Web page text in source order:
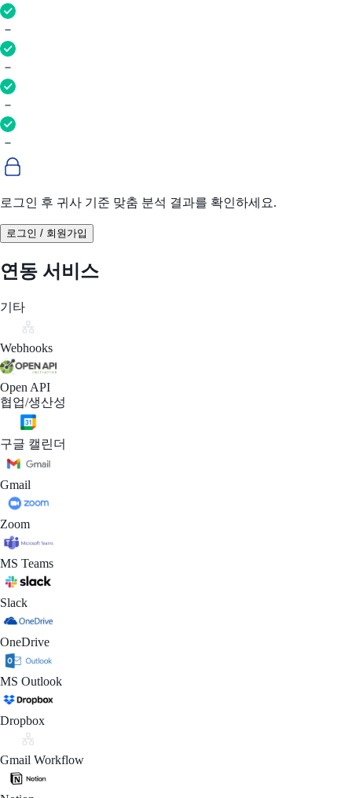
로그인 후 귀사 기준 맞춤 분석 결과를 확인하세요.
로그인 / 회원가입
연동 서비스
기타
Webhooks
Open API
협업/생산성
구글 캘린더
Gmail
Zoom
MS Teams
Slack
OneDrive
MS Outlook
Dropbox
Gmail Workflow